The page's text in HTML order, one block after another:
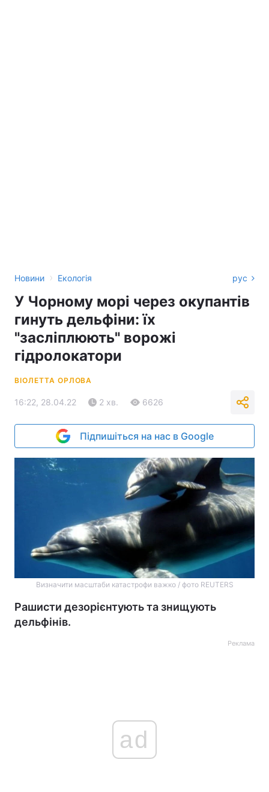
Новини › Екологія рус
У Чорному морі через окупантів
гинуть дельфіни: їх
"засліплюють" ворожі
гідролокатори
ВІОЛЕТТА ОРЛОВА
16:22, 28.04.22 2 хв. 6626
Підпишіться на нас в Google
Визначити масштаби катастрофи важко / фото REUTERS
Рашисти дезорієнтують та знищують
дельфінів.
Реклама
ad